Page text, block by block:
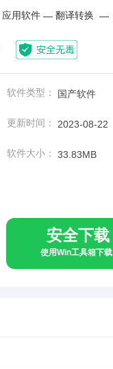
应用软件 — 翻译转换 —
软件类型： 国产软件
更新时间： 2023-08-22
软件大小： 33.83MB
安全下载
使用Win工具箱下载